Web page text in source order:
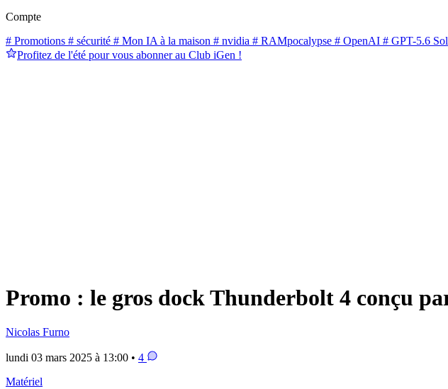
Compte
# Promotions # sécurité # Mon IA à la maison # nvidia # RAMpocalypse # OpenAI # GPT-5.6 Sol
Profitez de l'été pour vous abonner au Club iGen !
Promo : le gros dock Thunderbolt 4 conçu
Nicolas Furno
lundi 03 mars 2025 à 13:00 • 4
Matériel